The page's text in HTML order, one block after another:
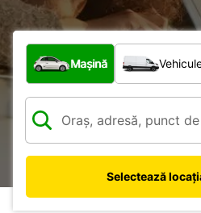
Ce tip de vehicul?
Mașină
Selectează